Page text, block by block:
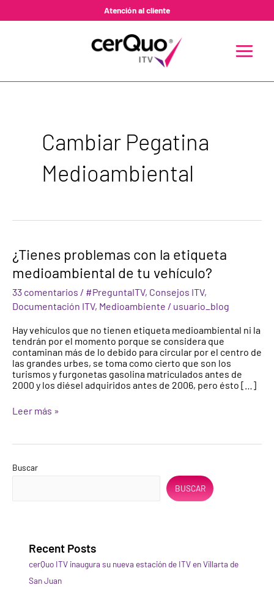
Atención al cliente
MENU
Cambiar Pegatina
Medioambiental
¿Tienes problemas con la etiqueta
medioambiental de tu vehículo?
33 comentarios / #PreguntaITV, Consejos ITV,
Documentación ITV, Medioambiente / usuario_blog
Hay vehículos que no tienen etiqueta medioambiental ni la
tendrán por el momento porque se considera que
contaminan más de lo debido para circular por el centro de
las grandes urbes, se toma como cierto que son los
turismos y furgonetas gasolina matriculados antes de
2000 y los diésel adquiridos antes de 2006, pero ésto […]
¿Tienes
problemas
con
etiqueta
medioambiental
tu
vehículo?
Leer más »
Buscar
BUSCAR
Recent Posts
cerQuo ITV inaugura su nueva estación de ITV en Villarta de
San Juan